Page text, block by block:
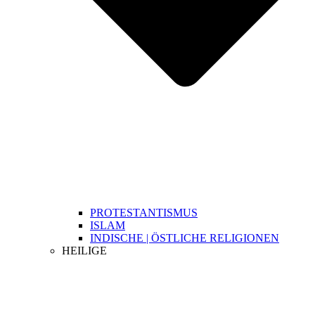
PROTESTANTISMUS
ISLAM
INDISCHE | ÖSTLICHE RELIGIONEN
HEILIGE